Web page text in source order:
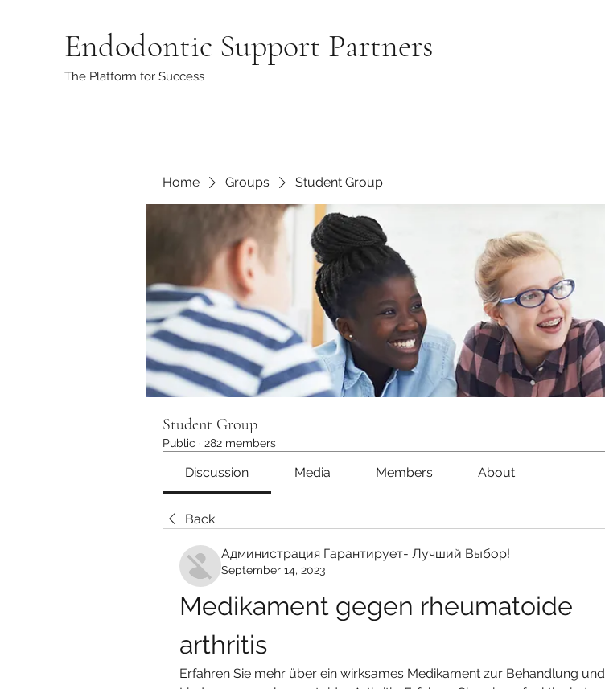
Endodontic Support Partners
The Platform for Success
Home Groups Student Group
Student Group
Public · 282 members
Discussion Media Members About
Back
Администрация Гарантирует- Лучший Выбор!
September 14, 2023
Medikament gegen rheumatoide
arthritis
Erfahren Sie mehr über ein wirksames Medikament zur Behandlung und